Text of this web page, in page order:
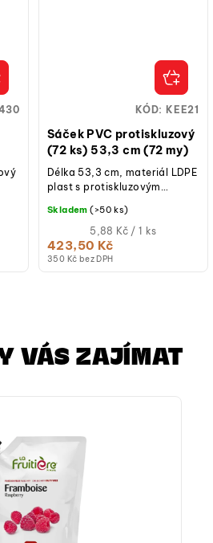
Sáček PVC protiskluzový
(72 ks) 53,3 cm (72 my)
350 Kč bez DPH
423,50 Kč
Měrná
cena:
(jednotková
5,88 Kč / 1 ks
Skladem (>50 ks)
Délka 53,3 cm, materiál LDPE
plast s protiskluzovým
-30 °C až +110 °C, tloušťka
KÓD: KEE21
VÁS ZAJÍMAT